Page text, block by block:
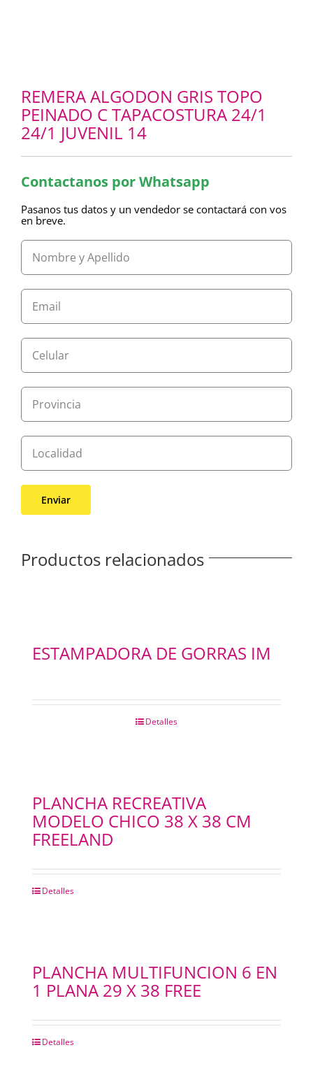
REMERA ALGODON GRIS TOPO
PEINADO C TAPACOSTURA 24/1
24/1 JUVENIL 14
Contactanos por Whatsapp
Pasanos tus datos y un vendedor se contactará con vos
en breve.
Productos relacionados
ESTAMPADORA DE GORRAS IM
Detalles
PLANCHA RECREATIVA
MODELO CHICO 38 X 38 CM
FREELAND
Detalles
PLANCHA MULTIFUNCION 6 EN
1 PLANA 29 X 38 FREE
Detalles